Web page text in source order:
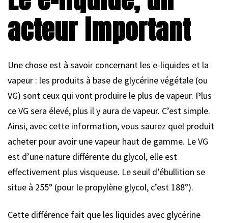
acteur important
Une chose est à savoir concernant les e-liquides et la
vapeur : les produits à base de glycérine végétale (ou
VG) sont ceux qui vont produire le plus de vapeur. Plus
ce VG sera élevé, plus il y aura de vapeur. C’est simple.
Ainsi, avec cette information, vous saurez quel produit
acheter pour avoir une vapeur haut de gamme. Le VG
est d’une nature différente du glycol, elle est
effectivement plus visqueuse. Le seuil d’ébullition se
situe à 255° (pour le propylène glycol, c’est 188°).
Cette différence fait que les liquides avec glycérine